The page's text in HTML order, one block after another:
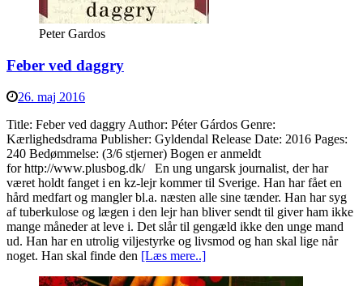
Peter Gardos
Feber ved daggry
26. maj 2016
Title: Feber ved daggry Author: Péter Gárdos Genre:
Kærlighedsdrama Publisher: Gyldendal Release Date: 2016 Pages:
240 Bedømmelse: (3/6 stjerner) Bogen er anmeldt
for http://www.plusbog.dk/ En ung ungarsk journalist, der har
været holdt fanget i en kz-lejr kommer til Sverige. Han har fået en
hård medfart og mangler bl.a. næsten alle sine tænder. Han har syg
af tuberkulose og lægen i den lejr han bliver sendt til giver ham ikke
mange måneder at leve i. Det slår til gengæld ikke den unge mand
ud. Han har en utrolig viljestyrke og livsmod og han skal lige når
noget. Han skal finde den [Læs mere..]